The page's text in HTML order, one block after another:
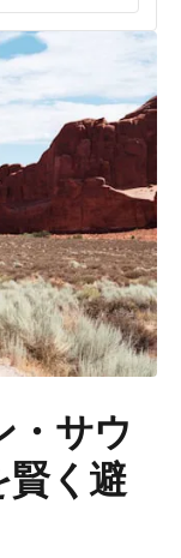
・サウ
賢く避